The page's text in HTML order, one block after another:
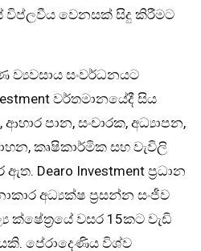
විප්ලවීය වෙනසක් සිදු කිරීමට
ව්‍යවසාය සංවර්ධනයට
වර්තමානයේදී සිය
පාන, සංචාරක, අධ්‍යාපන,
කෘෂිකාර්මික සහ වැවිලි
Dearo Investment ප්‍රධාන
අධ්‍යක්ෂ ප්‍රසන්න සංජීව
ක්ෂේත්‍රයේ වසර 15කට වැඩි
පේරාදෙණිය විශ්ව